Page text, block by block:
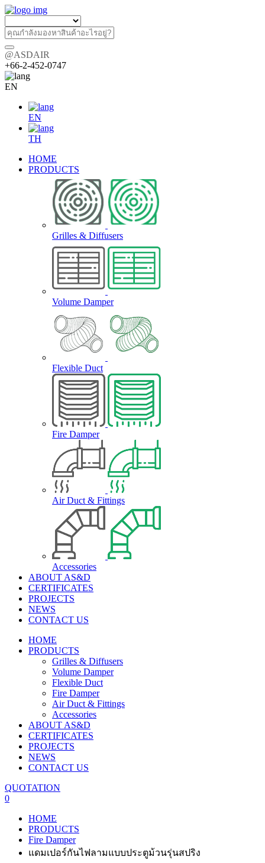
@ASDAIR
+66-2-452-0747
EN
EN
TH
HOME
PRODUCTS
Grilles & Diffusers
Volume Damper
Flexible Duct
Fire Damper
Air Duct & Fittings
Accessories
ABOUT AS&D
CERTIFICATES
PROJECTS
NEWS
CONTACT US
HOME
PRODUCTS
Grilles & Diffusers
Volume Damper
Flexible Duct
Fire Damper
Air Duct & Fittings
Accessories
ABOUT AS&D
CERTIFICATES
PROJECTS
NEWS
CONTACT US
QUOTATION
0
HOME
PRODUCTS
Fire Damper
แดมเปอร์กันไฟลามแบบประตูม้วนรุ่นสปริง